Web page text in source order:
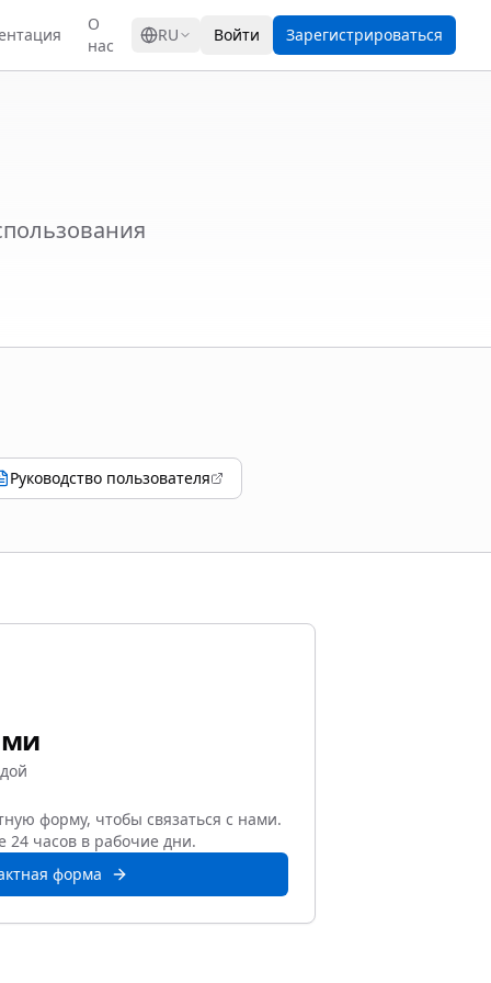
О
нас
RU Войти Зарегистрироваться
Руководство пользователя
форму, чтобы связаться с нами.
часов в рабочие дни.
форма